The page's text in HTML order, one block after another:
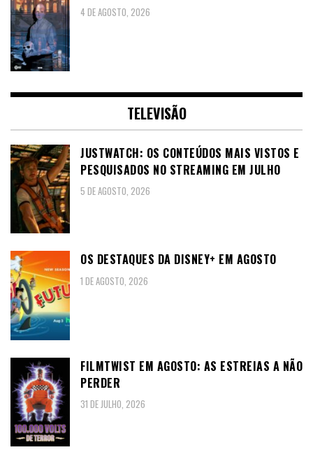
4 DE AGOSTO, 2026
TELEVISÃO
JUSTWATCH: OS CONTEÚDOS MAIS VISTOS E
PESQUISADOS NO STREAMING EM JULHO
5 DE AGOSTO, 2026
OS DESTAQUES DA DISNEY+ EM AGOSTO
1 DE AGOSTO, 2026
FILMTWIST EM AGOSTO: AS ESTREIAS A NÃO
PERDER
31 DE JULHO, 2026